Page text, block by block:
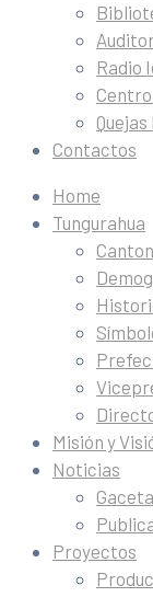
Radio
Contactos
Home
Tungurahua
Misión y
Noticias
Gaceta
Proyectos